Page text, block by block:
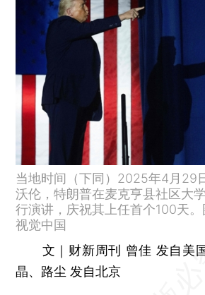
当地时间（下同）2025年4月29
沃伦，特朗普在麦克亨县社区大
行演讲，庆祝其上任首个100天
视觉中国
文｜财新周刊 曾佳 发自美
晶、路尘 发自北京